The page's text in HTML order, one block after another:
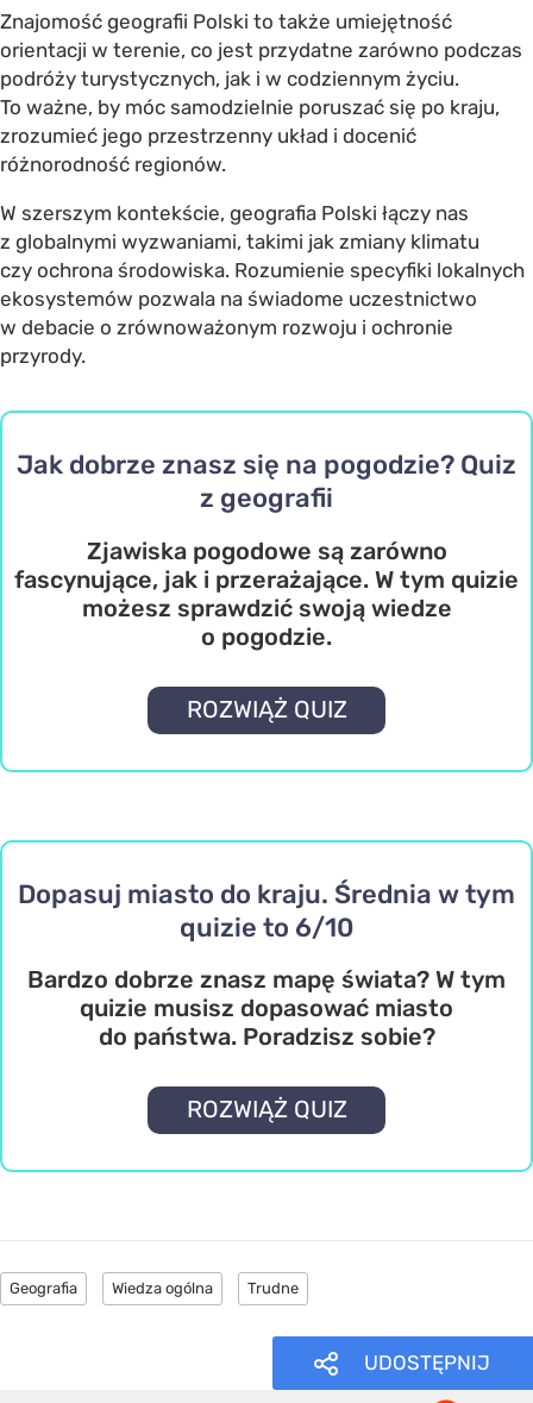
Znajomość geografii Polski to także umiejętność
orientacji w terenie, co jest przydatne zarówno podczas
podróży turystycznych, jak i w codziennym życiu.
To ważne, by móc samodzielnie poruszać się po kraju,
zrozumieć jego przestrzenny układ i docenić
różnorodność regionów.
W szerszym kontekście, geografia Polski łączy nas
z globalnymi wyzwaniami, takimi jak zmiany klimatu
czy ochrona środowiska. Rozumienie specyfiki lokalnych
ekosystemów pozwala na świadome uczestnictwo
w debacie o zrównoważonym rozwoju i ochronie
przyrody.
Jak dobrze znasz się na pogodzie? Quiz
z geografii
Zjawiska pogodowe są zarówno
fascynujące, jak i przerażające. W tym quizie
możesz sprawdzić swoją wiedze
o pogodzie.
ROZWIĄŻ QUIZ
Dopasuj miasto do kraju. Średnia w tym
quizie to 6/10
Bardzo dobrze znasz mapę świata? W tym
quizie musisz dopasować miasto
do państwa. Poradzisz sobie?
ROZWIĄŻ QUIZ
Geografia Wiedza ogólna Trudne
UDOSTĘPNIJ